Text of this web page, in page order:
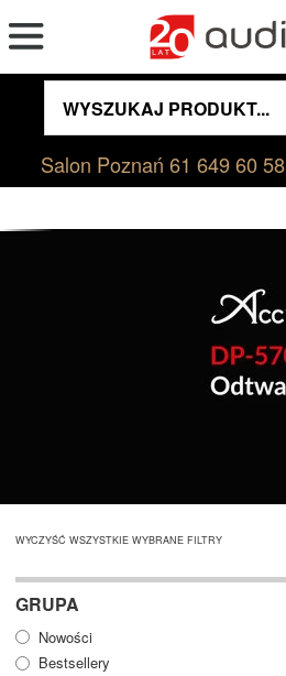
Salon Poznań61 649 60 58
WYCZYŚĆ WSZYSTKIE WYBRANE FILTRY
GRUPA
Nowości
Bestsellery